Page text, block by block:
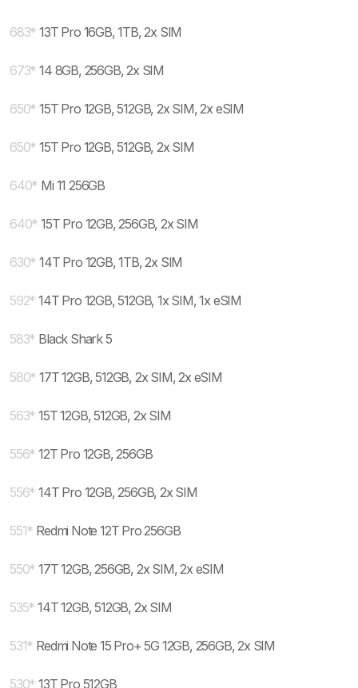
683* 13T Pro 16GB, 1TB, 2x SIM
673* 14 8GB, 256GB, 2x SIM
650* 15T Pro 12GB, 512GB, 2x SIM, 2x eSIM
650* 15T Pro 12GB, 512GB, 2x SIM
640* Mi 11 256GB
640* 15T Pro 12GB, 256GB, 2x SIM
630* 14T Pro 12GB, 1TB, 2x SIM
592* 14T Pro 12GB, 512GB, 1x SIM, 1x eSIM
583* Black Shark 5
580* 17T 12GB, 512GB, 2x SIM, 2x eSIM
563* 15T 12GB, 512GB, 2x SIM
556* 12T Pro 12GB, 256GB
556* 14T Pro 12GB, 256GB, 2x SIM
551* Redmi Note 12T Pro 256GB
550* 17T 12GB, 256GB, 2x SIM, 2x eSIM
535* 14T 12GB, 512GB, 2x SIM
531* Redmi Note 15 Pro+ 5G 12GB, 256GB, 2x SIM
530* 13T Pro 512GB